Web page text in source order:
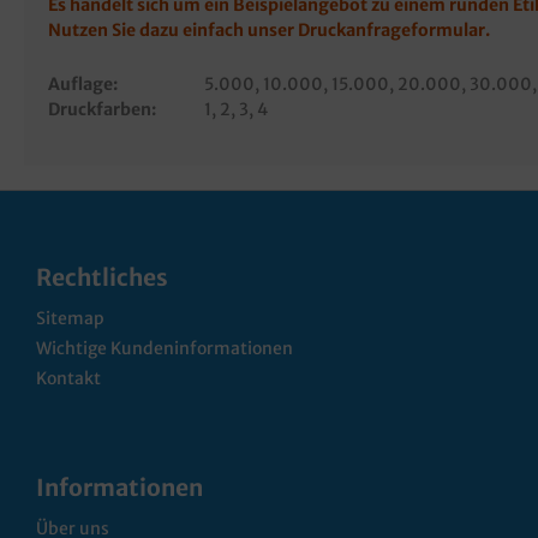
Nutzen Sie dazu einfach unser Druckanfrageformular.
Auflage: 5.000 , 10.000 , 15.000 , 20.000 , 30.000
Druckfarben:
1 , 2 , 3 , 4
Rechtliches
Sitemap
Wichtige Kundeninformationen
Kontakt
Informationen
Über uns